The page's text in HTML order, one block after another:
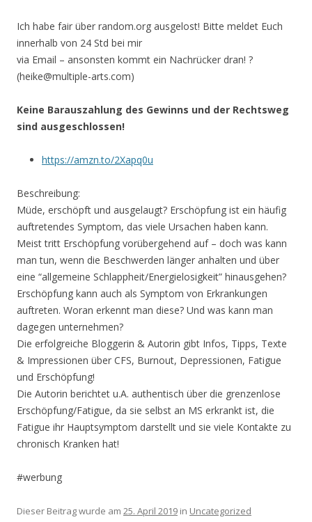
Ich habe fair über random.org ausgelost! Bitte meldet Euch
innerhalb von 24 Std bei mir
via Email – ansonsten kommt ein Nachrücker dran! ?
(heike@multiple-arts.com)
Keine Barauszahlung des Gewinns und der Rechtsweg
sind ausgeschlossen!
https://amzn.to/2Xapq0u
Beschreibung:
Müde, erschöpft und ausgelaugt? Erschöpfung ist ein häufig
auftretendes Symptom, das viele Ursachen haben kann.
Meist tritt Erschöpfung vorübergehend auf – doch was kann
man tun, wenn die Beschwerden länger anhalten und über
eine “allgemeine Schlappheit/Energielosigkeit” hinausgehen?
Erschöpfung kann auch als Symptom von Erkrankungen
auftreten. Woran erkennt man diese? Und was kann man
dagegen unternehmen?
Die erfolgreiche Bloggerin & Autorin gibt Infos, Tipps, Texte
& Impressionen über CFS, Burnout, Depressionen, Fatigue
und Erschöpfung!
Die Autorin berichtet u.A. authentisch über die grenzenlose
Erschöpfung/Fatigue, da sie selbst an MS erkrankt ist, die
Fatigue ihr Hauptsymptom darstellt und sie viele Kontakte zu
chronisch Kranken hat!
#werbung
Dieser Beitrag wurde am 25. April 2019 in Uncategorized